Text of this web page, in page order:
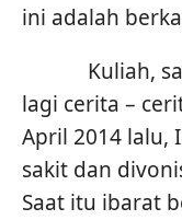
ini adalah
Kuliah,
lagi cerita –
April 2014 lalu,
sakit dan
Saat itu ibarat